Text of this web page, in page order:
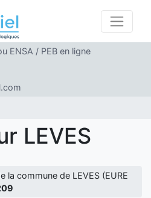
ENSA / PEB en ligne
LEVES
la commune de LEVES (EURE